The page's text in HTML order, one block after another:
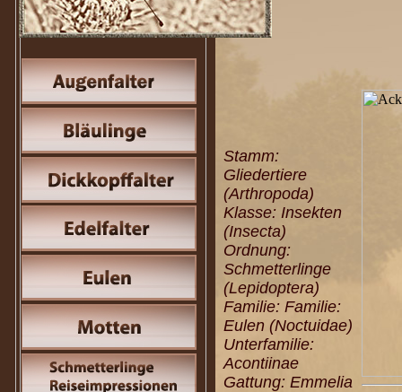
Stamm:
Gliedertiere
(Arthropoda)
Klasse: Insekten
(Insecta)
Ordnung:
Schmetterlinge
(Lepidoptera)
Familie: Familie:
Eulen (Noctuidae)
Unterfamilie:
Acontiinae
Gattung: Emmelia